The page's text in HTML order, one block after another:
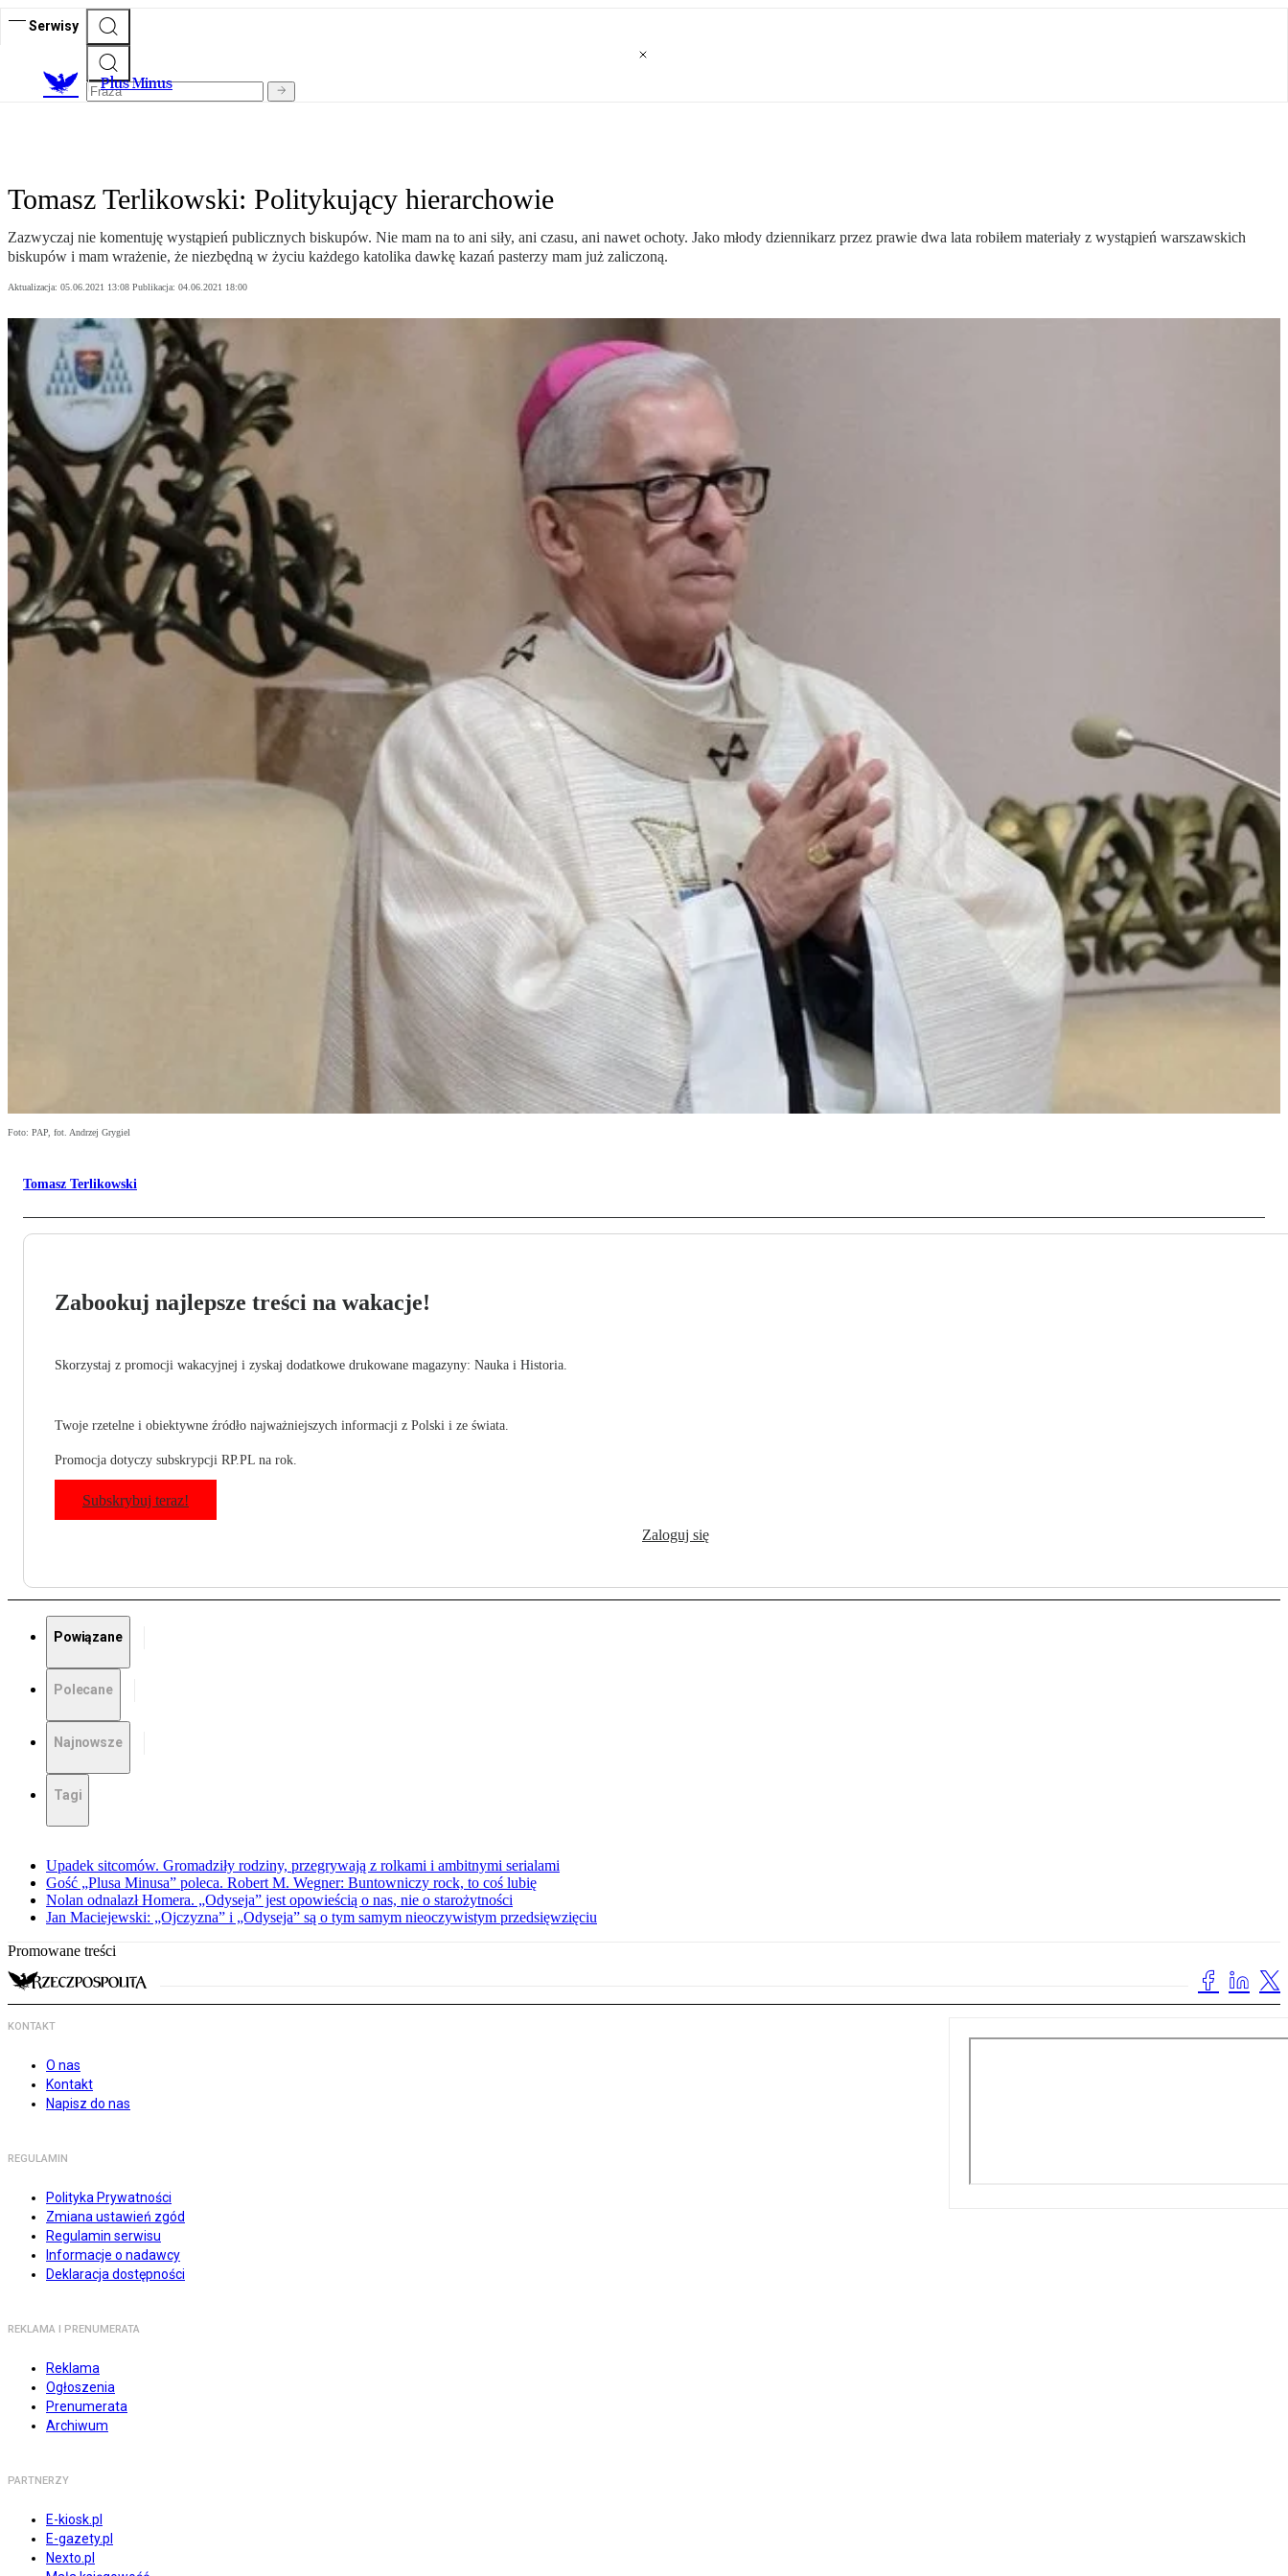
Serwisy
Plus Minus
Tomasz Terlikowski: Politykujący hierarchowie
Zazwyczaj nie komentuję wystąpień publicznych biskupów. Nie mam na to ani siły, ani czasu, ani nawet ochoty. Jako młody dziennikarz przez prawie dwa lata robiłem materiały z wystąpień warszawskich
biskupów i mam wrażenie, że niezbędną w życiu każdego katolika dawkę kazań pasterzy mam już zaliczoną.
Aktualizacja: 05.06.2021 13:08 Publikacja: 04.06.2021 18:00
Foto: PAP, fot. Andrzej Grygiel
Tomasz Terlikowski
Zabookuj najlepsze treści na wakacje!
Skorzystaj z promocji wakacyjnej i zyskaj dodatkowe drukowane magazyny: Nauka i Historia.
Twoje rzetelne i obiektywne źródło najważniejszych informacji z Polski i ze świata.
Promocja dotyczy subskrypcji RP.PL na rok.
Subskrybuj teraz!
Zaloguj się
Powiązane
Polecane
Najnowsze
Tagi
Upadek sitcomów. Gromadziły rodziny, przegrywają z rolkami i ambitnymi serialami
Gość „Plusa Minusa” poleca. Robert M. Wegner: Buntowniczy rock, to coś lubię
Nolan odnalazł Homera. „Odyseja” jest opowieścią o nas, nie o starożytności
Jan Maciejewski: „Ojczyzna” i „Odyseja” są o tym samym nieoczywistym przedsięwzięciu
Promowane treści
KONTAKT
O nas
Kontakt
Napisz do nas
REGULAMIN
Polityka Prywatności
Zmiana ustawień zgód
Regulamin serwisu
Informacje o nadawcy
Deklaracja dostępności
REKLAMA I PRENUMERATA
Reklama
Ogłoszenia
Prenumerata
Archiwum
PARTNERZY
E-kiosk.pl
E-gazety.pl
Nexto.pl